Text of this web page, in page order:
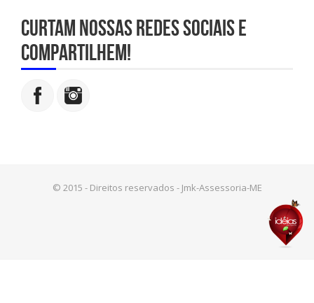
Curtam nossas redes sociais e
compartilhem!
© 2015 - Direitos reservados - Jmk-Assessoria-ME